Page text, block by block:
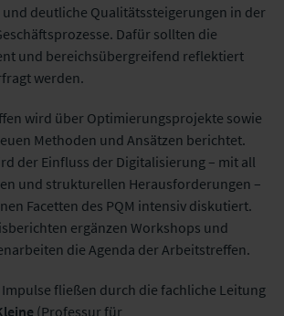
deutliche Qualitätssteigerungen in der
Dafür sollten die
und bereichsübergreifend reflektiert
werden.
wird über Optimierungsprojekte sowie
Methoden und Ansätzen berichtet.
der Einfluss der Digitalisierung – mit all
und strukturellen Herausforderungen –
Facetten des PQM intensiv diskutiert.
ergänzen Workshops und
die Agenda der Arbeitstreffen.
fließen durch die fachliche Leitung
(Professur für